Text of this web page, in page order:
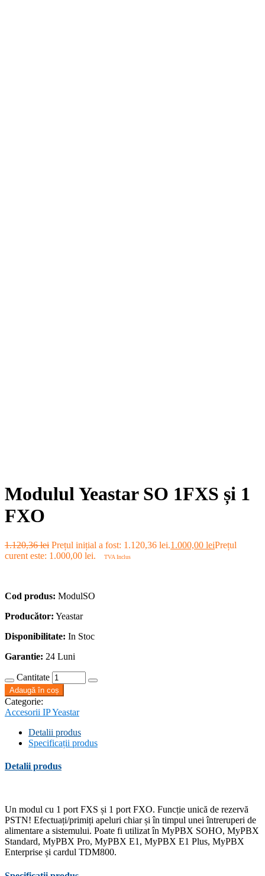
Modulul Yeastar SO 1FXS și 1
FXO
1.120,36lei Prețul inițial a fost: 1.120,36 lei.1.000,00 leiPrețul
curent este: 1.000,00 lei.
TVA Inclus
Cod produs: ModulSO
Producător: Yeastar
Disponibilitate: In Stoc
Garantie: 24 Luni
Cantitate
Adaugă în coș
Categorie:
Accesorii IP Yeastar
Detalii produs
Specificații produs
Detalii produs
Un modul cu 1 port FXS și 1 port FXO. Funcție unică de rezervă
PSTN! Efectuați/primiți apeluri chiar și în timpul unei întreruperi de
alimentare a sistemului. Poate fi utilizat în MyPBX SOHO, MyPBX
Standard, MyPBX Pro, MyPBX E1, MyPBX E1 Plus, MyPBX
Enterprise și cardul TDM800.